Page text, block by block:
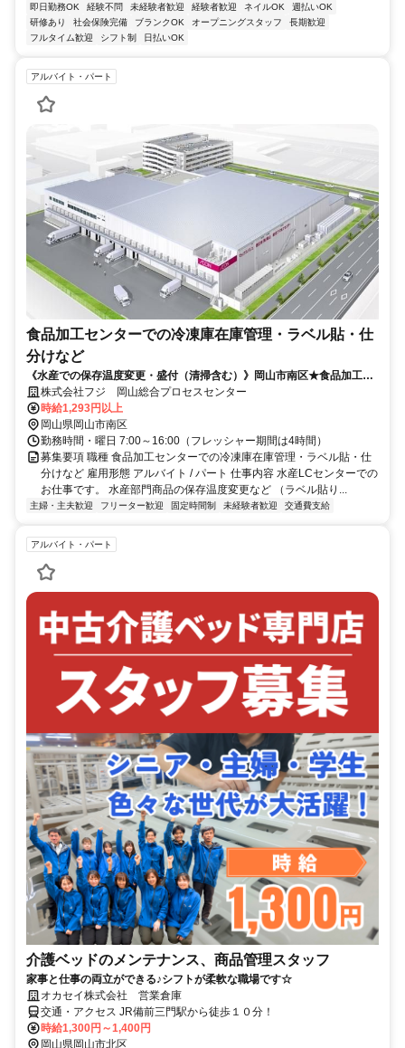
即日勤務OK
経験不問 未経験者歓迎 経験者歓迎 ネイルOK
週払いOK
研修あり
社会保険完備 ブランクOK オープニングスタッフ
長期歓迎
フルタイム歓迎
シフト制 日払いOK
アルバイト・パート
食品加工センターでの冷凍庫在庫管理・ラベル貼・仕
分けなど
《水産での保存温度変更・盛付（清掃含む）》岡山市南区★食品加工セ
ンター★食堂完備
株式会社フジ 岡山総合プロセスセンター
時給1,293円以上
岡山県岡山市南区
勤務時間・曜日 7:00～16:00（フレッシャー期間は4時間）
募集要項 職種 食品加工センターでの冷凍庫在庫管理・ラベル貼・仕
分けなど 雇用形態 アルバイト / パート 仕事内容 水産LCセンターでの
お仕事です。 水産部門商品の保存温度変更など （ラベル貼り...
主婦・主夫歓迎 フリーター歓迎 固定時間制 未経験者歓迎 交通費支給
アルバイト・パート
介護ベッドのメンテナンス、商品管理スタッフ
家事と仕事の両立ができる♪シフトが柔軟な職場です☆
オカセイ株式会社 営業倉庫
交通・アクセス JR備前三門駅から徒歩１０分！
時給1,300円～1,400円
岡山県岡山市北区